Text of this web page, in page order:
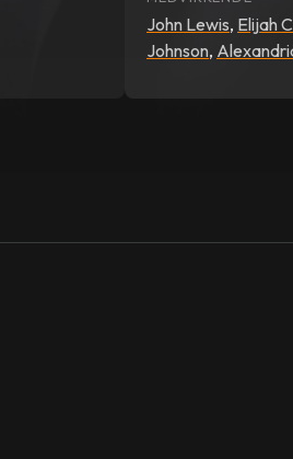
John Lewis, Elijah
Johnson,